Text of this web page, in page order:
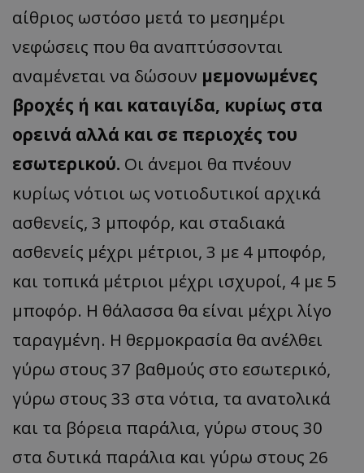
αίθριος ωστόσο μετά το μεσημέρι
νεφώσεις που θα αναπτύσσονται
αναμένεται να δώσουν μεμονωμένες
βροχές ή και καταιγίδα, κυρίως στα
ορεινά αλλά και σε περιοχές του
εσωτερικού. Οι άνεμοι θα πνέουν
κυρίως νότιοι ως νοτιοδυτικοί αρχικά
ασθενείς, 3 μποφόρ, και σταδιακά
ασθενείς μέχρι μέτριοι, 3 με 4 μποφόρ,
και τοπικά μέτριοι μέχρι ισχυροί, 4 με 5
μποφόρ. Η θάλασσα θα είναι μέχρι λίγο
ταραγμένη. Η θερμοκρασία θα ανέλθει
γύρω στους 37 βαθμούς στο εσωτερικό,
γύρω στους 33 στα νότια, τα ανατολικά
και τα βόρεια παράλια, γύρω στους 30
στα δυτικά παράλια και γύρω στους 26